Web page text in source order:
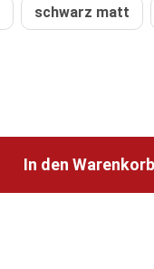
schwarz matt
In den Warenkorb